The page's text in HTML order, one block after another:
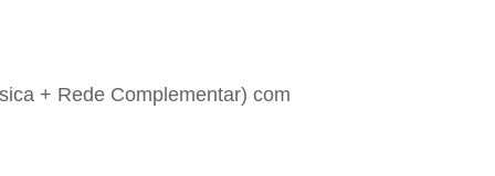
+ Rede Complementar) com